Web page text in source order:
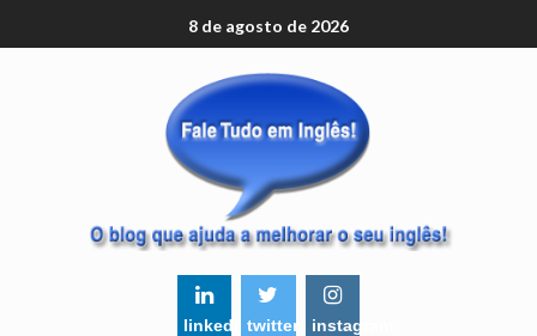
8 de agosto de 2026
linkedintwitter instagram